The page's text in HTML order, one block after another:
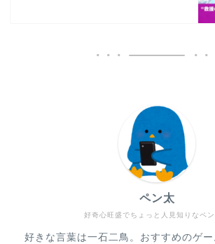
好奇心旺盛でちょっと人見知りなペン
ペン太
好きな言葉は一石二鳥。おすすめのゲ